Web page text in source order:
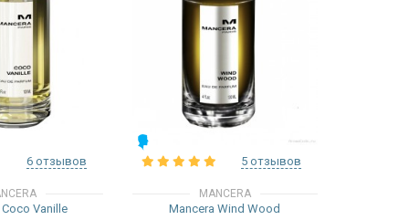
6 отзывов
Vanille
5 отзывов
MANCERA
Mancera Wind Wood